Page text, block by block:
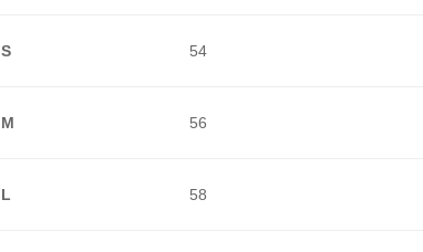
S 54
M 56
L 58